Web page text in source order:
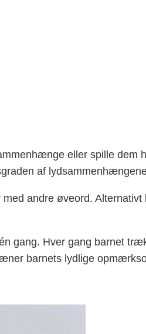
eller spille dem
af
andre øveord.
gang. Hver gang barnet
barnets lydlige